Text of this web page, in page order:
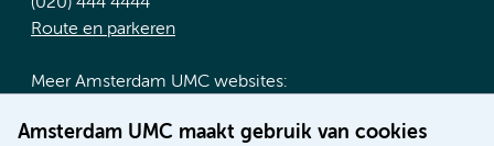
Amsterdam UMC maakt gebruik van cookies
Route en parkeren
Meer Amsterdam UMC websites:
Werken bij Amsterdam UMC